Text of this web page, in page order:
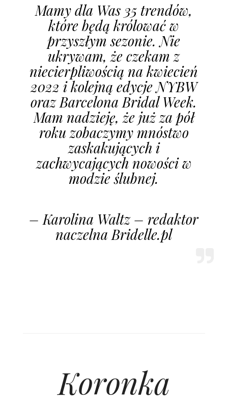
Mamy dla Was 35 trendów,
które będą królować w
przyszłym sezonie. Nie
ukrywam, że czekam z
niecierpliwością na kwiecień
2022 i kolejną edycje NYBW
oraz Barcelona Bridal Week.
Mam nadzieję, że już za pół
roku zobaczymy mnóstwo
zaskakujących i
zachwycających nowości w
modzie ślubnej.
– Karolina Waltz – redaktor
naczelna Bridelle.pl
Koronka